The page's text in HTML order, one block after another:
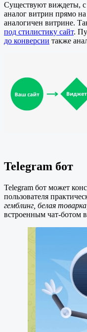
Существуют виждеты,
аналог витрин прямо
аналогичен витрине.
под стилистику сайт.
до конверсии также
Telegram бот
Telegram бот может
пользователя
гемблинг, белая
встроенным чат-ботом